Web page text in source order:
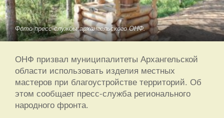
Фото пресс-службы архангельского ОНФ.
ОНФ призвал муниципалитеты Архангельской
области использовать изделия местных
мастеров при благоустройстве территорий. Об
этом сообщает пресс-служба регионального
народного фронта.